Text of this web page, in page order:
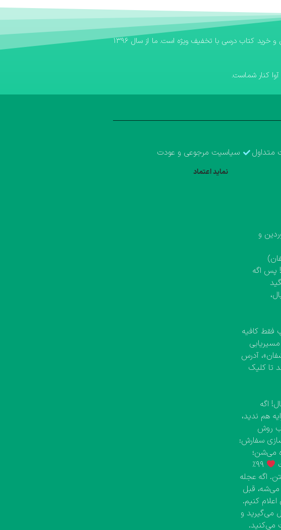
اگر به دنبال یک بانک کتاب مطمئن برای تهیه منابع آموزشی خود هستید، بانک کتاب آوا سریع‌ترین مسیر برای خرید کتاب کمک درسی و خرید کتاب درسی با تخفیف ویژه است. ما از سال ۱۳۹۶
کنار شماست.
متداول سیاسیت مرجوعی و عودت
و
پس اگه
فقط کافیه
آدرس
تا کلیک
اگه
هم ندید،
روش
سفارش:
کاری آماده می‌شن؛
۹۹٪
اگه عجله
می‌شه، قبل
کنیم.
می‌گیرید و
می‌کنید.
نماید اعتماد